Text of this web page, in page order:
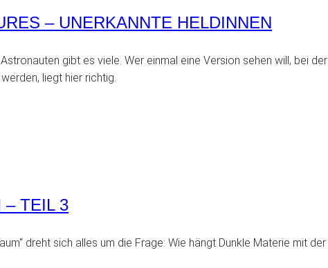
– UNERKANNTE HELDINNEN
gibt es viele. Wer einmal eine Version sehen will, bei
liegt hier richtig.
– TEIL 3
dreht sich alles um die Frage: Wie hängt Dunkle Materie mit